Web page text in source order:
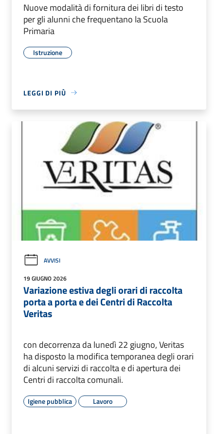
Nuove modalità di fornitura dei libri di testo
per gli alunni che frequentano la Scuola
Primaria
Istruzione
LEGGI DI PIÙ
AVVISI
19 GIUGNO 2026
Variazione estiva degli orari di raccolta
porta a porta e dei Centri di Raccolta
Veritas
con decorrenza da lunedì 22 giugno, Veritas
ha disposto la modifica temporanea degli orari
di alcuni servizi di raccolta e di apertura dei
Centri di raccolta comunali.
Igiene pubblica Lavoro